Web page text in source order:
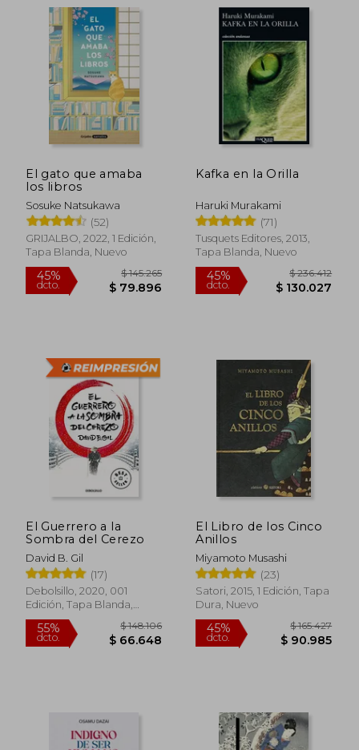
45%
dcto. $ 107.586
45%
dcto.
El gato que amaba
los libros
Sosuke Natsukawa
(52)
GRIJALBO, 2022, 1 Edición,
Tapa Blanda, Nuevo
45%
dcto. $ 79.896
Kafka en la Orilla
Haruki Murakami
(71)
Tusquets Editores, 2013,
Tapa Blanda, Nuevo
45%
dcto. $
El Guerrero a la
Sombra del Cerezo
David B. Gil
(17)
Debolsillo, 2020, 001
Edición, Tapa Blanda,
Nuevo
El Libro de los Cinco
Anillos
Miyamoto Musashi
(23)
Satori, 2015, 1 Edición, Tapa
Dura, Nuevo